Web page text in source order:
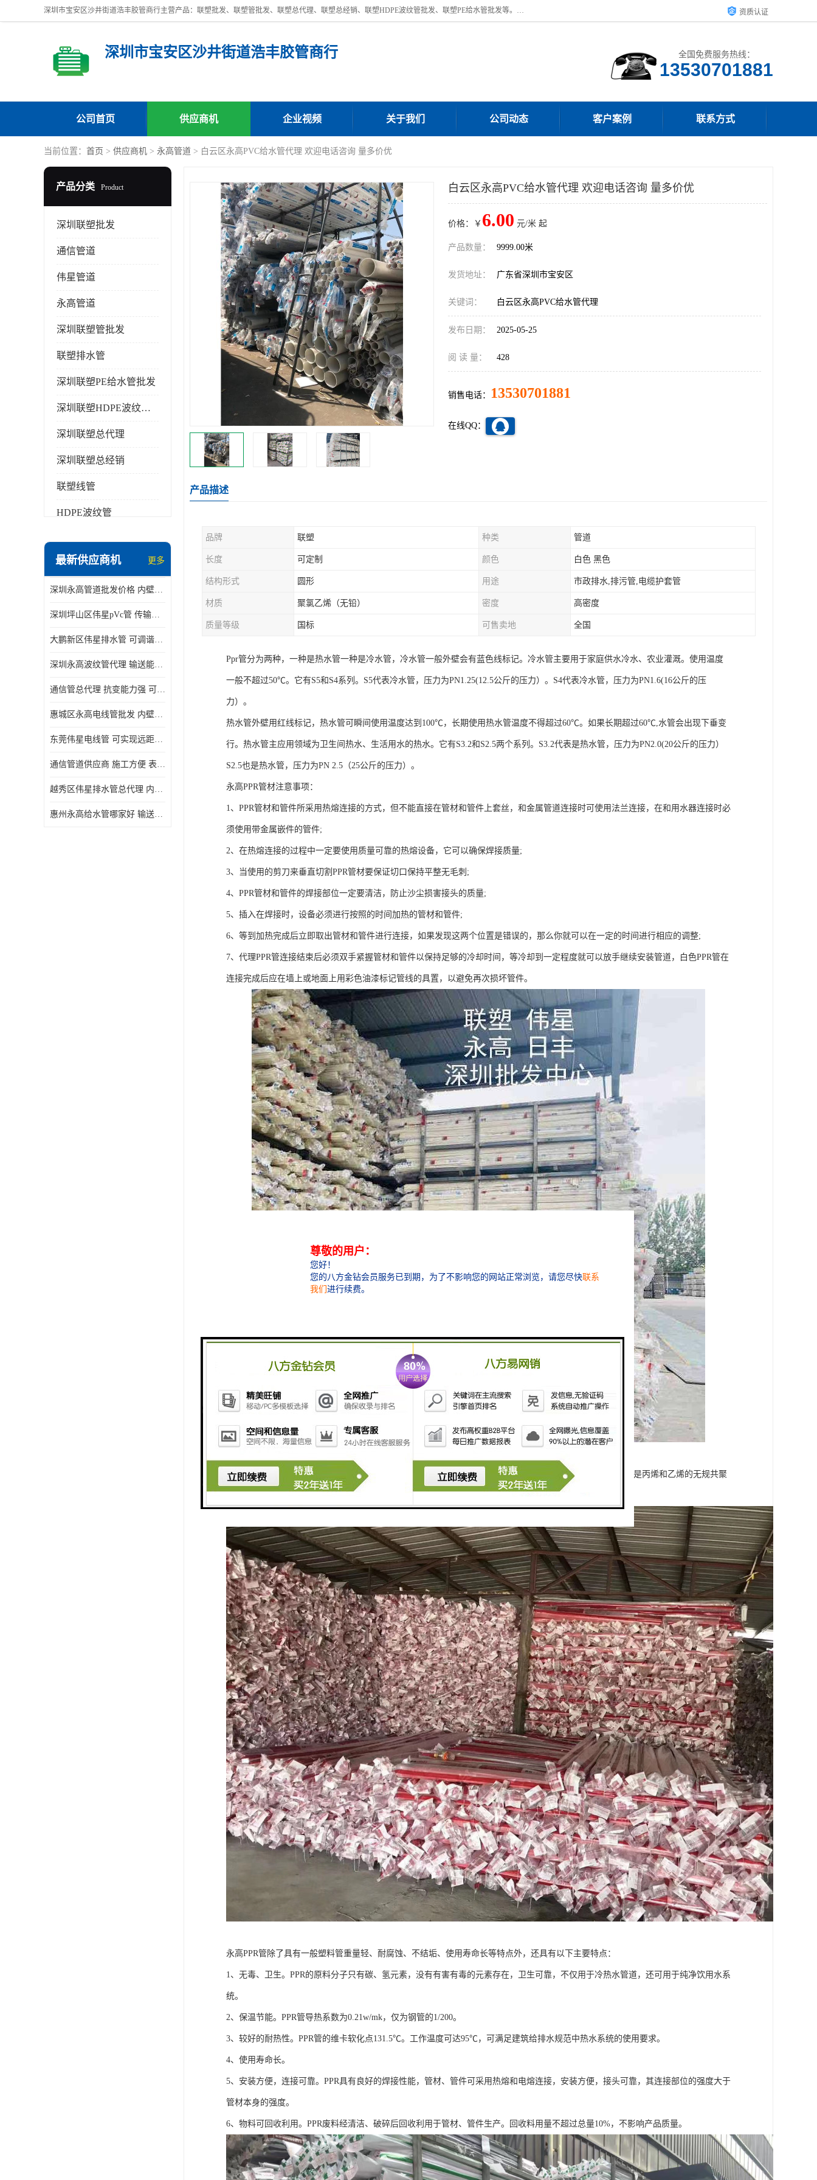
深圳市宝安区沙井街道浩丰胶管商行主营产品：联塑批发、联塑管批发、联塑总代理、联塑总经销、联塑HDPE波纹管批发、联塑PE给水管批发等。凭借服务以及多年的勤奋拼搏，发展成为一家销售各种管材管件，绝缘电工套管及配件等系列产品的贸易公司。公司秉承“顾客至上，锐意进取”的经营理念，坚持“客户至上”原则为广大客户提供的服务。欢迎惠顾！ 资质认证
深圳市宝安区沙井街道浩丰胶管商行 全国免费服务热线：
公司首页 供应商机 企业视频 关于我们 公司动态 客户案例 联系方式
当前位置： 首页 > 供应商机 > 永高管道 > 白云区永高PVC给水管代理 欢迎电话咨询 量多价优
产品分类 Product
深圳联塑批发
通信管道
伟星管道
永高管道
深圳联塑管批发
联塑排水管
深圳联塑PE给水管批发
深圳联塑HDPE波纹管批发
深圳联塑总代理
深圳联塑总经销
联塑线管
HDPE波纹管
最新供应商机 更多
深圳永高管道批发价格 内壁光滑 抗震性能好
深圳坪山区伟星pVc管 传输损耗小 频率稳定性好
大鹏新区伟星排水管 可调谐性好 大功率 效率高
深圳永高波纹管代理 输送能力强 可以承受高温
通信管总代理 抗变能力强 可耐强震 扭曲
惠城区永高电线管批发 内壁光滑 抗震性能好
东莞伟星电线管 可实现远距离通信 频率稳定性好
通信管道供应商 施工方便 表面电阻系数大
越秀区伟星排水管总代理 内部表面光滑 大功率 效率高
惠州永高给水管哪家好 输送能力强 方便施工和运输
白云区永高PVC给水管代理 欢迎电话咨询 量多价优
价格：￥ 6.00 元/米 起
产品数量： 9999.00米
发货地址： 广东省深圳市宝安区
关键词： 白云区永高PVC给水管代理
发布日期： 2025-05-25
阅 读 量： 428
销售电话： 13530701881
在线QQ：
产品描述
品牌 联塑 种类 管道
长度 可定制 颜色 白色 黑色
结构形式 圆形 用途 市政排水,排污管,电缆护套管
材质 聚氯乙烯（无铅） 密度 高密度
质量等级 国标 可售卖地 全国
Ppr管分为两种，一种是热水管一种是冷水管，冷水管一般外壁会有蓝色线标记。冷水管主要用于家庭供水冷水、农业灌溉。使用温度
一般不超过50℃。它有S5和S4系列。S5代表冷水管，压力为PN1.25(12.5公斤的压力）。S4代表冷水管，压力为PN1.6(16公斤的压
力）。
热水管外壁用红线标记，热水管可瞬间使用温度达到100℃，长期使用热水管温度不得超过60℃。如果长期超过60℃,水管会出现下垂变
行。热水管主应用领域为卫生间热水、生活用水的热水。它有S3.2和S2.5两个系列。S3.2代表是热水管，压力为PN2.0(20公斤的压力）
S2.5也是热水管，压力为PN 2.5（25公斤的压力）。
永高PPR管材注意事项：
1、PPR管材和管件所采用热熔连接的方式，但不能直接在管材和管件上套丝，和金属管道连接时可使用法兰连接，在和用水器连接时必
须使用带金属嵌件的管件;
2、在热熔连接的过程中一定要使用质量可靠的热熔设备，它可以确保焊接质量;
3、当使用的剪刀来垂直切割PPR管材要保证切口保持平整无毛刺;
4、PPR管材和管件的焊接部位一定要清洁，防止沙尘损害接头的质量;
5、插入在焊接时，设备必须进行按照的时间加热的管材和管件;
6、等到加热完成后立即取出管材和管件进行连接，如果发现这两个位置是错误的，那么你就可以在一定的时间进行相应的调整;
7、代理PPR管连接结束后必须双手紧握管材和管件以保持足够的冷却时间，等冷却到一定程度就可以放手继续安装管道，白色PPR管在
连接完成后应在墙上或地面上用彩色油漆标记管线的具置，以避免再次损坏管件。
PPR热水管一般用做暖气连接管，也可用于热水器的热水管路，由于其耐高温、高压而常用做家装用管； PPR是丙烯和乙烯的无规共聚
永高PPR管除了具有一般塑料管重量轻、耐腐蚀、不结垢、使用寿命长等特点外，还具有以下主要特点：
1、无毒、卫生。PPR的原料分子只有碳、氢元素，没有有害有毒的元素存在，卫生可靠，不仅用于冷热水管道，还可用于纯净饮用水系
统。
2、保温节能。PPR管导热系数为0.21w/mk，仅为钢管的1/200。
3、较好的耐热性。PPR管的维卡软化点131.5℃。工作温度可达95℃，可满足建筑给排水规范中热水系统的使用要求。
4、使用寿命长。
5、安装方便，连接可靠。PPR具有良好的焊接性能，管材、管件可采用热熔和电熔连接，安装方便，接头可靠，其连接部位的强度大于
管材本身的强度。
6、物料可回收利用。PPR废料经清洁、破碎后回收利用于管材、管件生产。回收料用量不超过总量10%，不影响产品质量。